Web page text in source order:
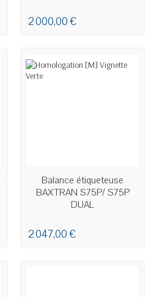
2 000,00 €
EN STOCK
Balance étiqueteuse
BAXTRAN S75P/ S75P
DUAL
2 047,00 €